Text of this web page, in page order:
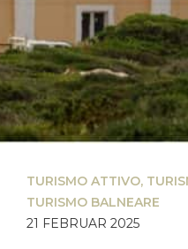
TURISMO ATTIVO,
TURISMO BALNEARE
21 FEBRUAR 2025